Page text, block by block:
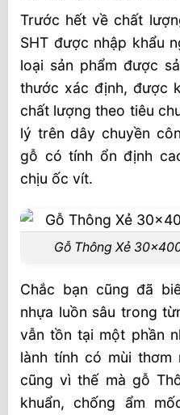
Trước hết về chất
SHT được nhập khẩu
loại sản phẩm được
thước xác định, được
chất lượng theo tiêu
lý trên dây chuyền
gỗ có tính ổn định
chịu ốc vít.
Gỗ Thông Xẻ
Chắc bạn cũng đã
nhựa luồn sâu trong
vẫn tồn tại một phần
lành tính có mùi
cũng vì thế mà gỗ
khuẩn, chống ẩm